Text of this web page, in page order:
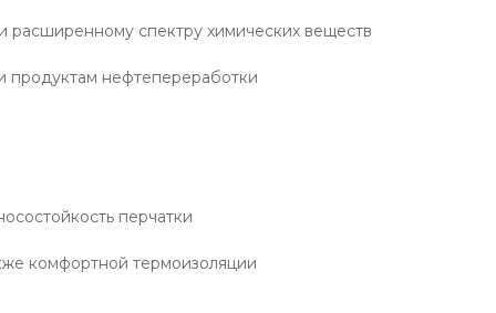
расширенному спектру химических веществ
продуктам нефтепереработки
перчатки
комфортной термоизоляции